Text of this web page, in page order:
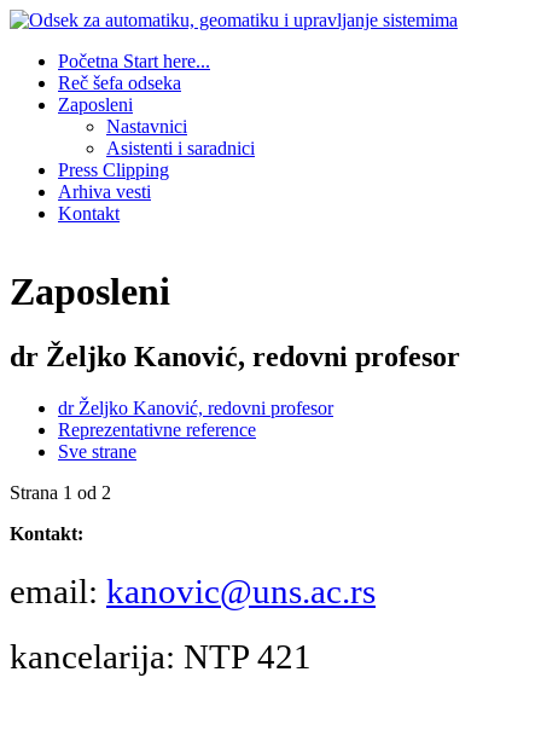
Početna Start here...
Reč šefa odseka
Zaposleni
Nastavnici
Asistenti i saradnici
Press Clipping
Arhiva vesti
Kontakt
Zaposleni
dr Željko Kanović, redovni profesor
dr Željko Kanović, redovni profesor
Reprezentativne reference
Sve strane
Strana 1 od 2
Kontakt:
email: kanovic@uns.ac.rs
kancelarija: NTP 421